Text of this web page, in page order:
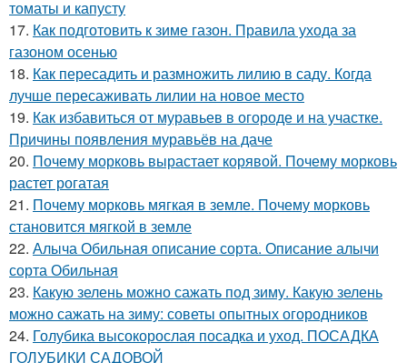
томаты и капусту
17. Как подготовить к зиме газон. Правила ухода за
газоном осенью
18. Как пересадить и размножить лилию в саду. Когда
лучше пересаживать лилии на новое место
19. Как избавиться от муравьев в огороде и на участке.
Причины появления муравьёв на даче
20. Почему морковь вырастает корявой. Почему морковь
растет рогатая
21. Почему морковь мягкая в земле. Почему морковь
становится мягкой в земле
22. Алыча Обильная описание сорта. Описание алычи
сорта Обильная
23. Какую зелень можно сажать под зиму. Какую зелень
можно сажать на зиму: советы опытных огородников
24. Голубика высокорослая посадка и уход. ПОСАДКА
ГОЛУБИКИ САДОВОЙ